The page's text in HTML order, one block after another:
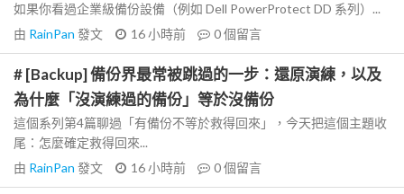
如果你看過企業級備份設備（例如 Dell PowerProtect DD 系列）...
由 RainPan 發文 16 小時前 0個留言
# [Backup] 備份界最常被跳過的一步：還原演練，以及
為什麼「沒演練過的備份」等於沒備份
這個系列第4篇聊過「有備份不等於救得回來」，今天把這個主題收
尾：怎麼確定救得回來...
由 RainPan 發文 16 小時前 0個留言